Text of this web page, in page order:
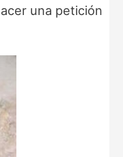
una petición